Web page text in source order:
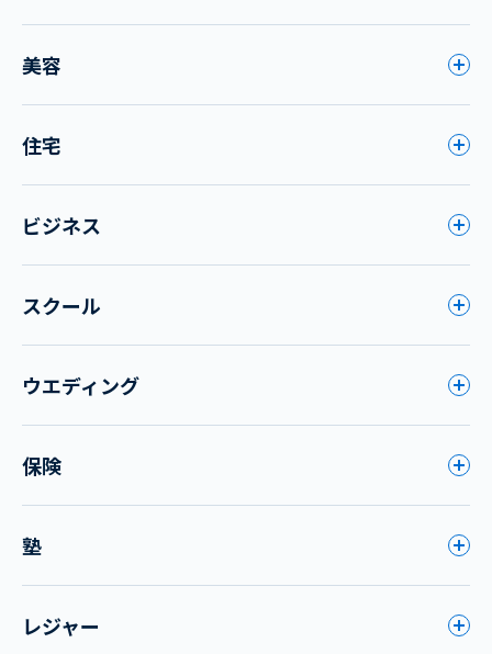
美容
住宅
ビジネス
スクール
ウエディング
保険
塾
レジャー